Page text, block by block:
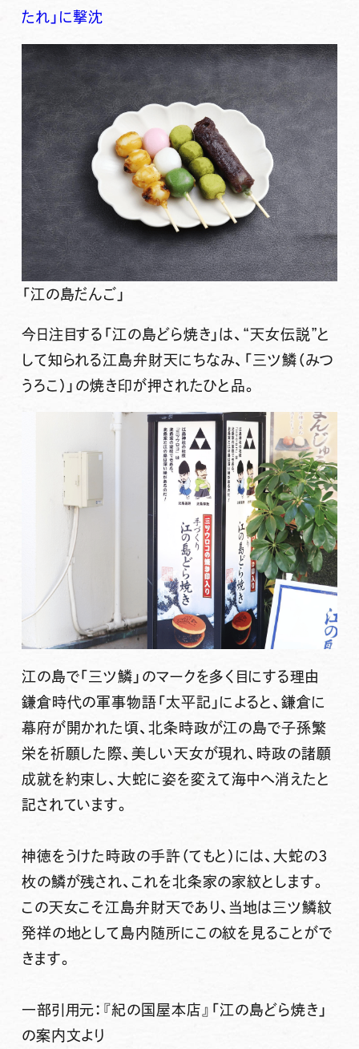
たれ」に撃沈
「江の島だんご」
今日注目する 「江の島どら焼き」は、“天女伝説”と
して知られる江島弁財天にちなみ、「三ツ鱗（みつ
うろこ）」の焼き印が押されたひと品。
江の島で「三ツ鱗」のマークを多く目にする理由
鎌倉時代の軍事物語「太平記」によると、鎌倉に
幕府が開かれた頃、北条時政が江の島で子孫繁
栄を祈願した際、美しい天女が現れ、時政の諸願
成就を約束し、大蛇に姿を変えて海中へ消えたと
記されています。
神徳をうけた時政の手許（てもと）には、 大蛇の3
枚の鱗が残され、これを北条家の家紋とします。
この天女こそ江島弁財天であり、当地は三ツ鱗紋
発祥の地として島内随所にこの紋を見ることがで
きます。
一部引用元：『紀の国屋本店』「江の島どら焼き」
の案内文より